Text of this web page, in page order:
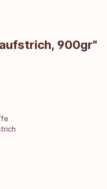
900gr"